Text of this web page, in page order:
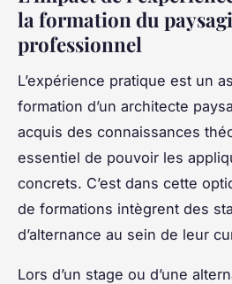
la formation du
professionnel
L’expérience pratique est un
formation d’un architecte
acquis des connaissances
essentiel de pouvoir les
concrets. C’est dans cette
de formations intègrent des
d’alternance au sein de leur
Lors d’un stage ou d’une